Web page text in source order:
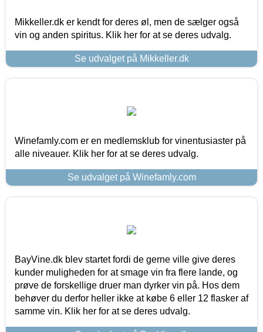
Mikkeller.dk er kendt for deres øl, men de sælger også
vin og anden spiritus. Klik her for at se deres udvalg.
Se udvalget på Mikkeller.dk
Winefamly.com er en medlemsklub for vinentusiaster på
alle niveauer. Klik her for at se deres udvalg.
Se udvalget på Winefamly.com
BayVine.dk blev startet fordi de gerne ville give deres
kunder muligheden for at smage vin fra flere lande, og
prøve de forskellige druer man dyrker vin på. Hos dem
behøver du derfor heller ikke at købe 6 eller 12 flasker af
samme vin. Klik her for at se deres udvalg.